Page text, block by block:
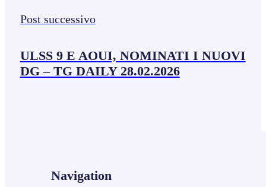
Post successivo
ULSS 9 E AOUI, NOMINATI I NUOVI
DG – TG DAILY 28.02.2026
Navigation